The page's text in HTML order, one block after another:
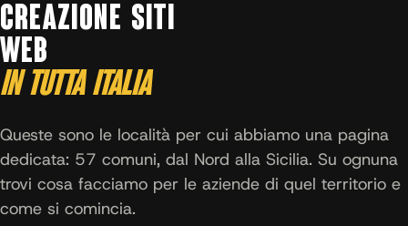
CREAZIONE SITI
WEB
IN TUTTA ITALIA
Queste sono le località per cui abbiamo una pagina
dedicata: 57 comuni, dal Nord alla Sicilia. Su ognuna
trovi cosa facciamo per le aziende di quel territorio e
come si comincia.